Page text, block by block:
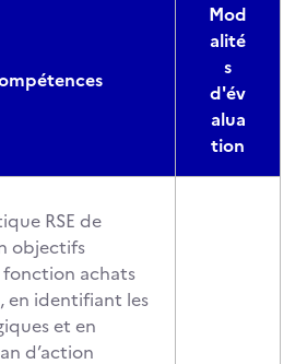
Mod
alité
s
d'év
alua
tion
RSE de
objectifs
fonction achats
en identifiant les
et en
d’action